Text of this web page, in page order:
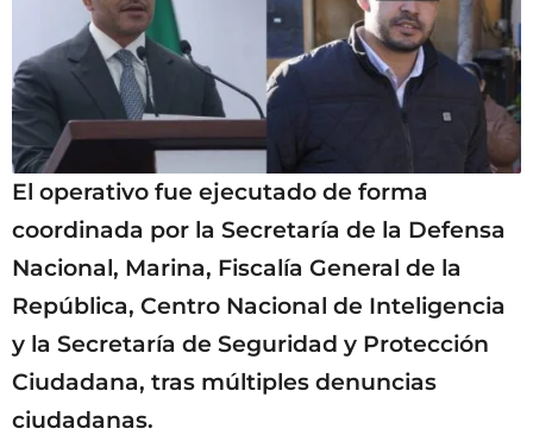
El operativo fue ejecutado de forma
coordinada por la Secretaría de la Defensa
Nacional, Marina, Fiscalía General de la
República, Centro Nacional de Inteligencia
y la Secretaría de Seguridad y Protección
Ciudadana, tras múltiples denuncias
ciudadanas.